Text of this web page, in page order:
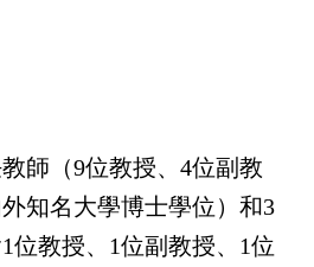
師（9位教授、4位副教
知名大學博士學位）和3
位教授、1位副教授、1位